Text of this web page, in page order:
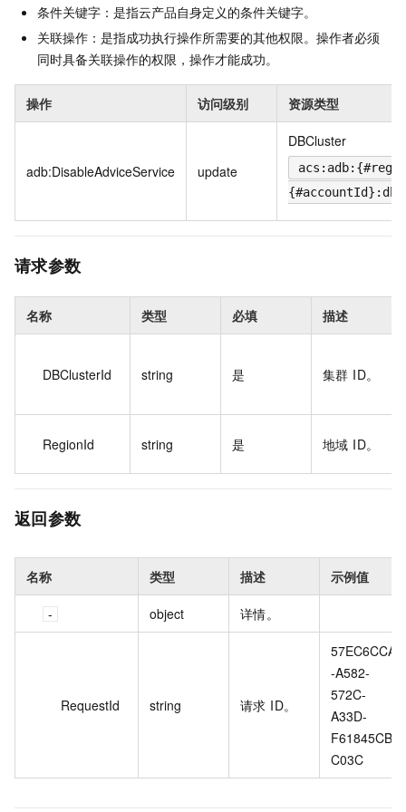
条件关键字：是指云产品自身定义的条件关键字。
关联操作：是指成功执行操作所需要的其他权限。操作者必须
同时具备关联操作的权限，操作才能成功。
操作 访问级别 资源类型
adb:DisableAdviceService update
DBCluster
请求参数
名称 类型 必填 描述
DBClusterId string 是 集群 ID。
RegionId string 是 地域 ID。
返回参数
名称 类型 描述 示例值
object 详情。
RequestId string 请求 ID。
57EC6CCA
-A582-
572C-
A33D-
F61845CB
C03C